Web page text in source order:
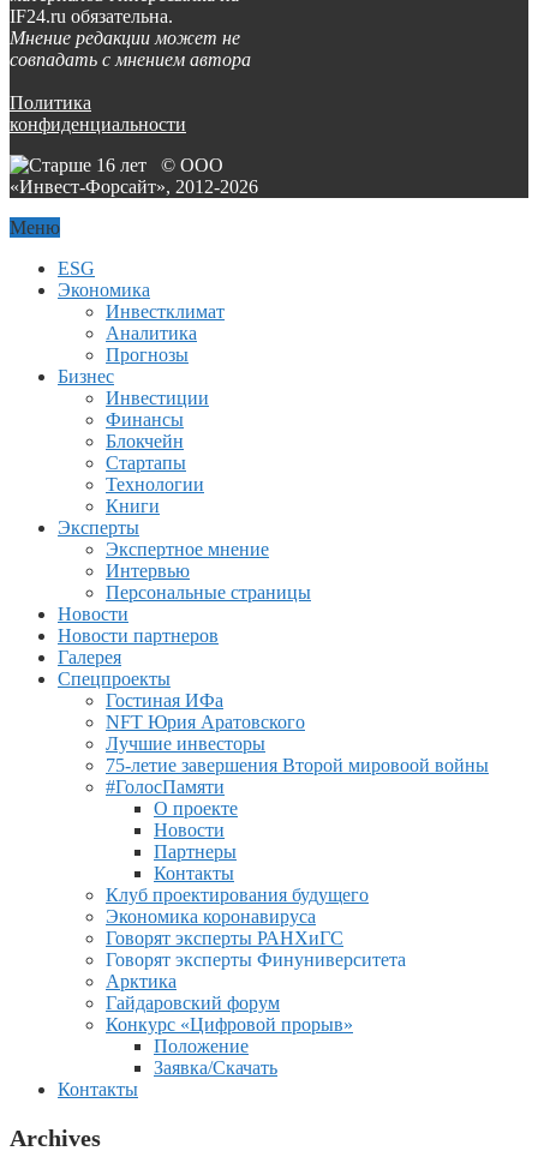
IF24.ru обязательна.
Мнение редакции может не
совпадать с мнением автора
Политика
конфиденциальности
© ООО
«Инвест-Форсайт», 2012-2026
Меню
ESG
Экономика
Инвестклимат
Аналитика
Прогнозы
Бизнес
Инвестиции
Финансы
Блокчейн
Стартапы
Технологии
Книги
Эксперты
Экспертное мнение
Интервью
Персональные страницы
Новости
Новости партнеров
Галерея
Спецпроекты
Гостиная ИФа
NFT Юрия Аратовского
Лучшие инвесторы
75-летие завершения Второй мировоой войны
#ГолосПамяти
О проекте
Новости
Партнеры
Контакты
Клуб проектирования будущего
Экономика коронавируса
Говорят эксперты РАНХиГС
Говорят эксперты Финуниверситета
Арктика
Гайдаровский форум
Конкурс «Цифровой прорыв»
Положение
Заявка/Скачать
Контакты
Archives